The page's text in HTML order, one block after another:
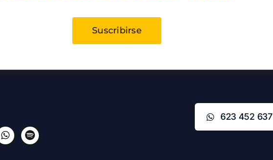
Suscribirse
623 452 637